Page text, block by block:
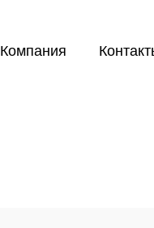
Компания